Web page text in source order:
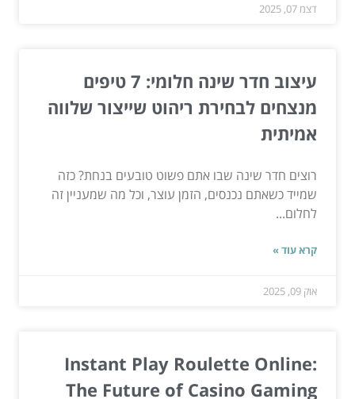
דצמ 07, 2025
עיצוב חדר שינה חלומי: 7 טיפים
מנצחים לבחירת ריהוט שייצור שלווה
אמיתית
רוצים חדר שינה שבו אתם פשוט טובעים בנחת? כזה
שמייד כשאתם נכנסים, הזמן עוצר, וכל מה שמעניין זה
לחלום...
קרא עוד »
אוק 09, 2025
Instant Play Roulette Online:
The Future of Casino Gaming